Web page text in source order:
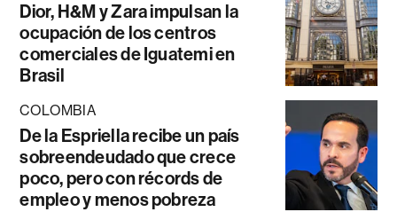
Dior, H&M y Zara impulsan la
ocupación de los centros
comerciales de Iguatemi en
Brasil
COLOMBIA
De la Espriella recibe un país
sobreendeudado que crece
poco, pero con récords de
empleo y menos pobreza